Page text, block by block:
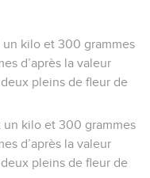
un kilo et 300 grammes
d’après la valeur
pleins de fleur de
un kilo et 300 grammes
d’après la valeur
pleins de fleur de